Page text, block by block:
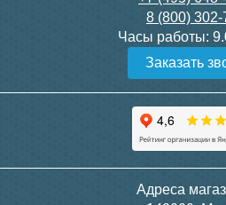
Конвектор ITT.080.200.1300
с решеткой GRILL.SGW-20-
с
Подробнее
100T, 230В (накладной,
8 (800) 302-
Часы работы:
Заказать
Адреса